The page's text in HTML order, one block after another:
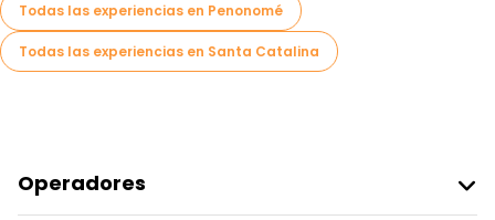
Todas las experiencias en Penonomé
Todas las experiencias en Santa Catalina
Operadores